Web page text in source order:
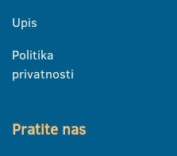
Upis
Politika
privatnosti
Pratite nas